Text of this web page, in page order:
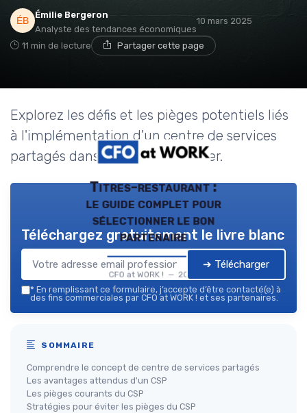
Émilie Bergeron
Analyste des tendances économiques
10 mars 2025
11 min de lecture Partager cette page
Explorez les défis et les pièges potentiels liés
à l'implémentation d'un centre de services
partagés dans le secteur financier.
Titres-restaurant :
le guide complet pour
sélectionner le bon
partenaire
CFO at WORK ! — 2026
Téléchargez gratuitement le livre blanc
➔ Télécharger
* En remplissant ce formulaire, j’accepte d’être contacté(e) à
des fins commerciales par CFO at WORK ! et ses partenaires.
SOMMAIRE
Comprendre le concept de centre de services partagés
Les avantages attendus d'un CSP
Les pièges courants du CSP
Stratégies pour éviter les pièges du CSP